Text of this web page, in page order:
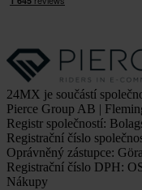
24MX je součástí
Pierce Group AB |
Registr společností:
Registrační číslo
Oprávněný zástupce:
Registrační číslo DPH:
Nákupy